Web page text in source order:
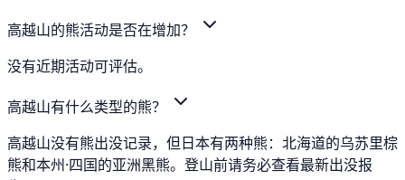
高越山的熊活动是否在增加？
没有近期活动可评估。
高越山有什么类型的熊？
高越山没有熊出没记录，但日本有两种熊：北海道的乌苏里棕
熊和本州·四国的亚洲黑熊。登山前请务必查看最新出没报